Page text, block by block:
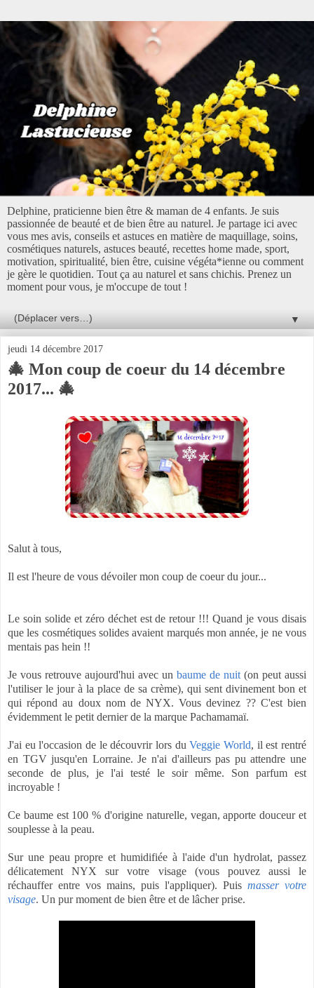
Delphine, praticienne bien être & maman de 4 enfants. Je suis
passionnée de beauté et de bien être au naturel. Je partage ici avec
vous mes avis, conseils et astuces en matière de maquillage, soins,
cosmétiques naturels, astuces beauté, recettes home made, sport,
motivation, spiritualité, bien être, cuisine végéta*ienne ou comment
je gère le quotidien. Tout ça au naturel et sans chichis. Prenez un
moment pour vous, je m'occupe de tout !
▼
jeudi 14 décembre 2017
🎄 Mon coup de coeur du 14 décembre
2017... 🎄
Salut à tous,
Il est l'heure de vous dévoiler mon coup de coeur du jour...
Le soin solide et zéro déchet est de retour !!! Quand je vous disais
que les cosmétiques solides avaient marqués mon année, je ne vous
mentais pas hein !!
Je vous retrouve aujourd'hui avec un baume de nuit (on peut aussi
l'utiliser le jour à la place de sa crème), qui sent divinement bon et
qui répond au doux nom de NYX. Vous devinez ?? C'est bien
évidemment le petit dernier de la marque Pachamamaï.
J'ai eu l'occasion de le découvrir lors duVeggie World, il est rentré
en TGV jusqu'en Lorraine. Je n'ai d'ailleurs pas pu attendre une
seconde de plus, je l'ai testé le soir même. Son parfum est
incroyable !
Ce baume est 100 % d'origine naturelle, vegan, apporte douceur et
souplesse à la peau.
Sur une peau propre et humidifiée à l'aide d'un hydrolat, passez
délicatement NYX sur votre visage (vous pouvez aussi le
réchauffer entre vos mains, puis l'appliquer). Puis masser votre
visage. Un pur moment de bien être et de lâcher prise.